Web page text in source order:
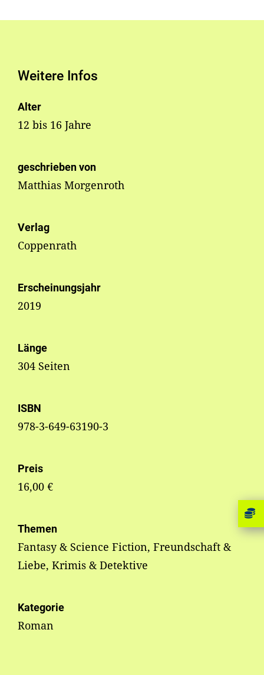
Weitere Infos
Alter
12 bis 16 Jahre
geschrieben von
Matthias Morgenroth
Verlag
Coppenrath
Erscheinungsjahr
2019
Länge
304 Seiten
ISBN
978-3-649-63190-3
Preis
16,00 €
Themen
Fantasy & Science Fiction, Freundschaft &
Liebe, Krimis & Detektive
Kategorie
Roman